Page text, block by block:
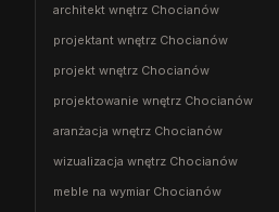
architekt wnętrz Chocianów
projektant wnętrz Chocianów
projekt wnętrz Chocianów
projektowanie wnętrz Chocianów
aranżacja wnętrz Chocianów
wizualizacja wnętrz Chocianów
meble na wymiar Chocianów